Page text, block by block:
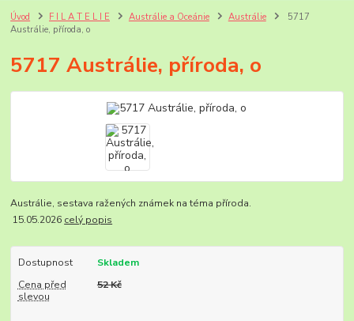
Úvod F I L A T E L I E Austrálie a Oceánie Austrálie
5717
Austrálie, příroda, o
5717 Austrálie, příroda, o
Austrálie, sestava ražených známek na téma příroda.
15.05.2026 celý popis
Dostupnost
Skladem
Cena před
slevou
52 Kč